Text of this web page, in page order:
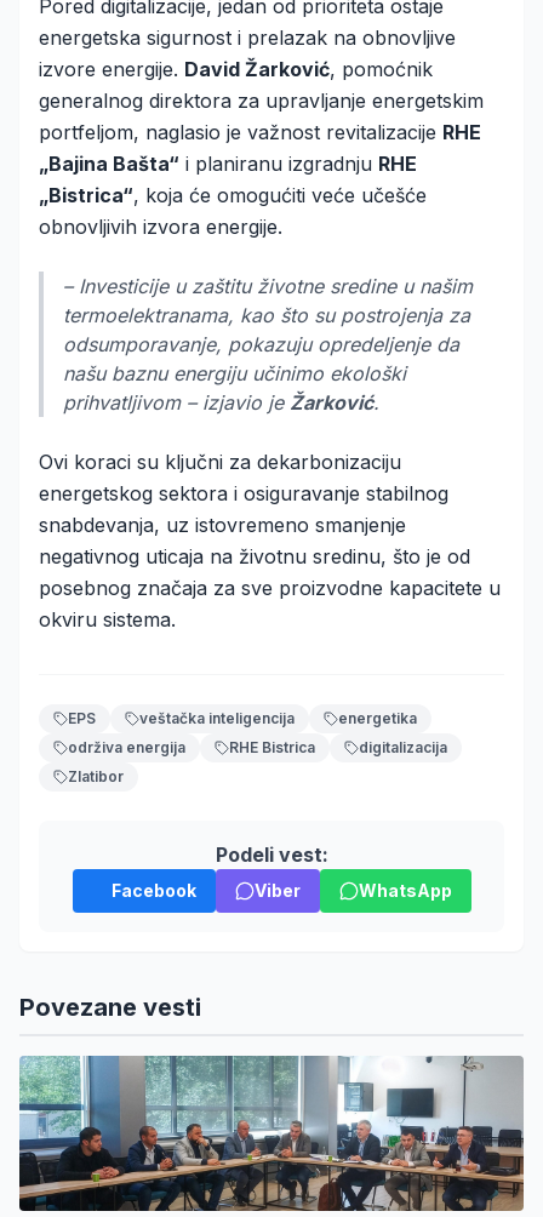
Pored digitalizacije, jedan od prioriteta ostaje
energetska sigurnost i prelazak na obnovljive
izvore energije. David Žarković, pomoćnik
generalnog direktora za upravljanje energetskim
portfeljom, naglasio je važnost revitalizacije RHE
„Bajina Bašta“ i planiranu izgradnju RHE
„Bistrica“, koja će omogućiti veće učešće
obnovljivih izvora energije.
– Investicije u zaštitu životne sredine u našim
termoelektranama, kao što su postrojenja za
odsumporavanje, pokazuju opredeljenje da
našu baznu energiju učinimo ekološki
prihvatljivom – izjavio je Žarković.
Ovi koraci su ključni za dekarbonizaciju
energetskog sektora i osiguravanje stabilnog
snabdevanja, uz istovremeno smanjenje
negativnog uticaja na životnu sredinu, što je od
posebnog značaja za sve proizvodne kapacitete u
okviru sistema.
EPS veštačka inteligencija
energetika
održiva energija
RHE Bistrica
digitalizacija
Zlatibor
Podeli vest:
Facebook Viber WhatsApp
Povezane vesti